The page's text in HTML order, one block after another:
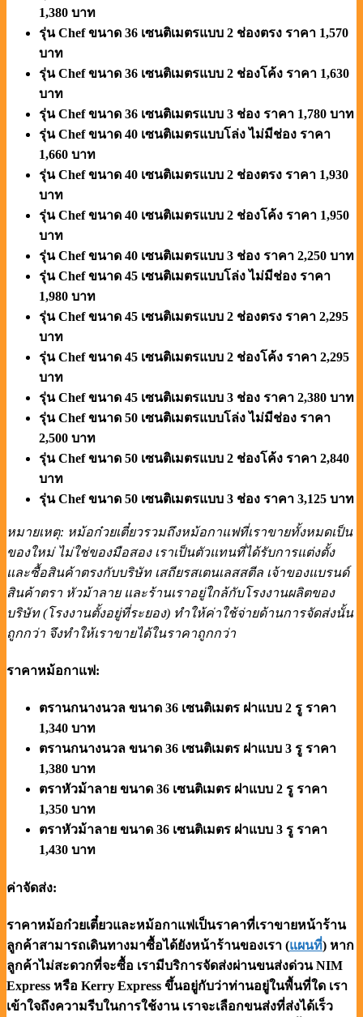
1,380 บาท
รุ่นChefขนาด 36 เซนติเมตรแบบ 2 ช่องตรง ราคา 1,570
บาท
รุ่นChefขนาด 36 เซนติเมตรแบบ 2 ช่องโค้ง ราคา 1,630
บาท
รุ่นChefขนาด 36 เซนติเมตรแบบ 3 ช่อง ราคา 1,780 บาท
รุ่นChefขนาด 40 เซนติเมตรแบบโล่ง ไม่มีช่อง ราคา
1,660 บาท
รุ่นChefขนาด 40 เซนติเมตรแบบ 2 ช่องตรง ราคา 1,930
บาท
รุ่นChefขนาด 40 เซนติเมตรแบบ 2 ช่องโค้ง ราคา 1,950
บาท
รุ่นChefขนาด 40 เซนติเมตรแบบ 3 ช่อง ราคา 2,250 บาท
รุ่นChefขนาด 45 เซนติเมตรแบบโล่ง ไม่มีช่อง ราคา
1,980 บาท
รุ่นChefขนาด 45 เซนติเมตรแบบ 2 ช่องตรง ราคา 2,295
บาท
รุ่นChefขนาด 45 เซนติเมตรแบบ 2 ช่องโค้ง ราคา 2,295
บาท
รุ่นChefขนาด 45 เซนติเมตรแบบ 3 ช่อง ราคา 2,380 บาท
รุ่นChefขนาด 50 เซนติเมตรแบบโล่ง ไม่มีช่อง ราคา
2,500 บาท
รุ่นChefขนาด 50 เซนติเมตรแบบ 2 ช่องโค้ง ราคา 2,840
บาท
รุ่นChefขนาด 50 เซนติเมตรแบบ 3 ช่อง ราคา 3,125 บาท
หมายเหตุ: หม้อก๋วยเตี๋ยวรวมถึงหม้อกาแฟที่เราขายทั้งหมดเป็น
ของใหม่ ไม่ใช่ของมือสอง เราเป็นตัวแทนที่ได้รับการแต่งตั้ง
และซื้อสินค้าตรงกับบริษัท เสถียรสเตนเลสสตีล เจ้าของแบรนด์
สินค้าตรา หัวม้าลาย และร้านเราอยู่ใกล้กับโรงงานผลิตของ
บริษัท (โรงงานตั้งอยู่ที่ระยอง) ทำให้ค่าใช้จ่ายด้านการจัดส่งนั้น
ถูกกว่า จึงทำให้เราขายได้ในราคาถูกกว่า
ราคาหม้อกาแฟ:
ตรานกนางนวล ขนาด 36 เซนติเมตร ฝาแบบ 2 รู ราคา
1,340 บาท
ตรานกนางนวล ขนาด 36 เซนติเมตร ฝาแบบ 3 รู ราคา
1,380 บาท
ตราหัวม้าลาย ขนาด 36 เซนติเมตร ฝาแบบ 2 รู ราคา
1,350 บาท
ตราหัวม้าลาย ขนาด 36 เซนติเมตร ฝาแบบ 3 รู ราคา
1,430 บาท
ค่าจัดส่ง:
ราคาหม้อก๋วยเตี๋ยวและหม้อกาแฟเป็นราคาที่เราขายหน้าร้าน
ลูกค้าสามารถเดินทางมาซื้อได้ยังหน้าร้านของเรา (แผนที่) หาก
ลูกค้าไม่สะดวกที่จะซื้อ เรามีบริการจัดส่งผ่านขนส่งด่วน NIM
Express หรือ Kerry Express ขึ้นอยู่กับว่าท่านอยู่ในพื้นที่ใด เรา
เข้าใจถึงความรีบในการใช้งาน เราจะเลือกขนส่งที่ส่งได้เร็ว